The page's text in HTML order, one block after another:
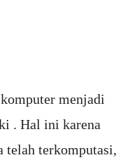
menjadi
. Hal ini karena
telah terkomputasi,